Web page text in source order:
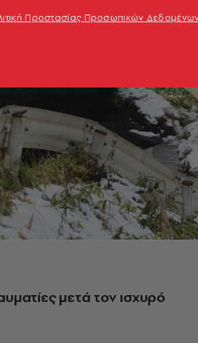
μετά τον ισχυρό
Προστασίας Προσωπικών